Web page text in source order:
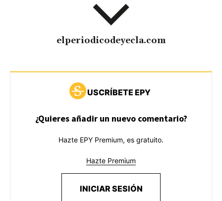
elperiodicodeyecla.com
USCRÍBETE EPY
¿Quieres añadir un nuevo comentario?
Hazte EPY Premium, es gratuito.
Hazte Premium
INICIAR SESIÓN